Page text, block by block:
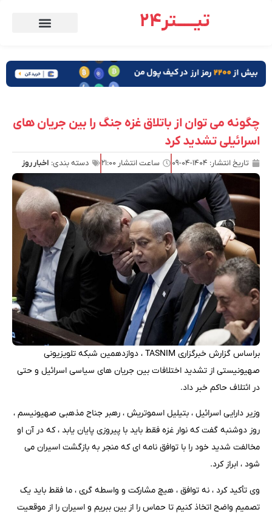
تیـــــتر24
چگونه می توان از باتلاق غزه جنگ را بین جریان های
اسرائیلی تشدید کرد
تاریخ انتشار: ۱۴۰۴-۰۴-۰۹ ساعت انتشار ۲۱:۰۰ دسته بندی: اخبار روز
براساس گزارش خبرگزاری TASNIM ، دوازدهمین شبکه تلویزیونی
صهیونیستی از تشدید اختلافات بین جریان های سیاسی اسرائیل و حتی
در ائتلاف حاکم خبر داد.
وزیر دارایی اسرائیل ، بتیلیل اسموتریش ، رهبر جناح مذهبی صهیونیسم ،
روز دوشنبه گفت که نوار غزه فقط باید با پیروزی پایان یابد ، که در آن او
مخالفت شدید خود را با توافق نامه ای که منجر به بازگشت اسیران می
شود ، ابراز کرد.
وی تأکید کرد ، نه توافق ، هیچ مشارکت و واسطه گری ، ما فقط باید یک
تصمیم واضح اتخاذ کنیم تا حماس را از بین ببریم و اسیران را از موقعیت